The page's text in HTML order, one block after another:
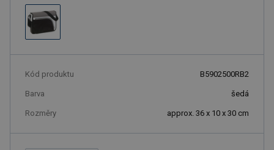
Kód produktu B5902500RB2
Barva šedá
Rozměry approx. 36 x 10 x 30 cm